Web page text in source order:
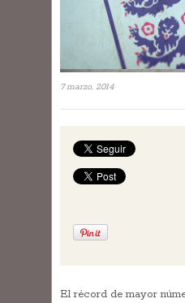
7 marzo, 2014
El récord de mayor